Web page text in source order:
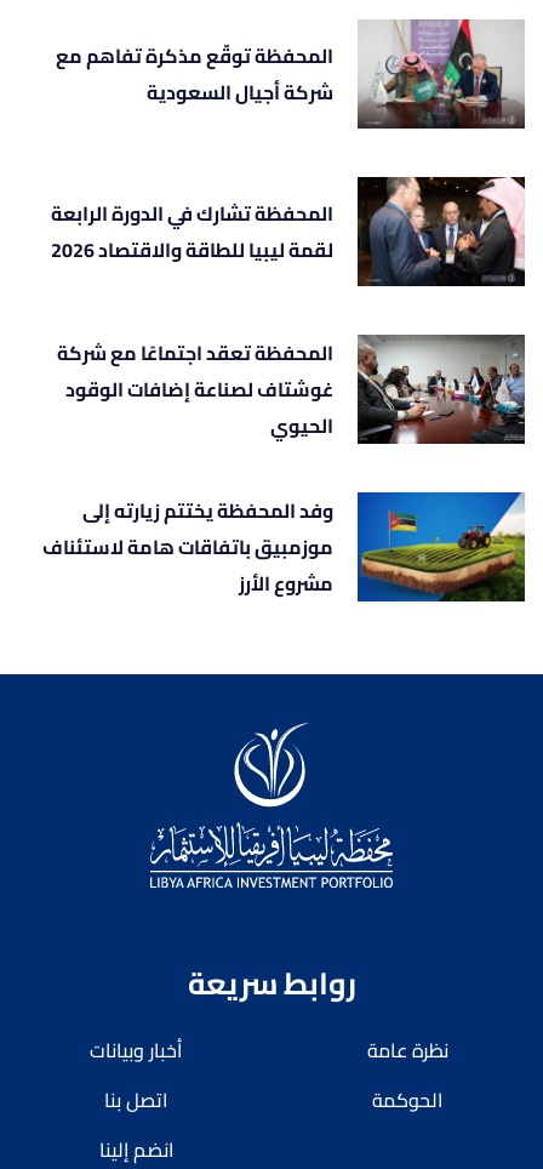
المحفظة توقّع مذكرة تفاهم مع
شركة أجيال السعودية
المحفظة تشارك في الدورة الرابعة
لقمة ليبيا للطاقة والاقتصاد 2026
المحفظة تعقد اجتماعًا مع شركة
غوشتاف لصناعة إضافات الوقود
الحيوي
وفد المحفظة يختتم زيارته إلى
موزمبيق باتفاقات هامة لاستئناف
مشروع الأرز
روابط سريعة
نظرة عامة
الحوكمة
أخبار وبيانات
اتصل بنا
انضم إلينا